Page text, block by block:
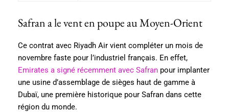
Safran a le vent en poupe au Moyen-Orient
Ce contrat avec Riyadh Air vient compléter un mois de
novembre faste pour l’industriel français. En effet,
Emirates a signé récemment avec Safran pour implanter
une usine d’assemblage de sièges haut de gamme à
Dubaï, une première historique pour Safran dans cette
région du monde.